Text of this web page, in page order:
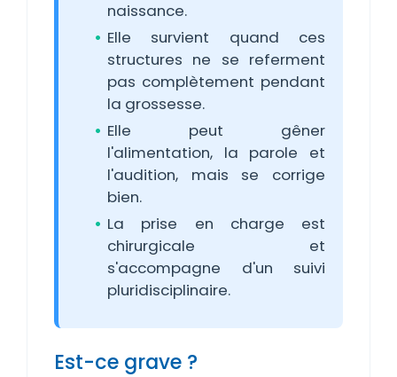
naissance.
Elle survient quand ces
structures ne se referment
pas complètement pendant
la grossesse.
Elle peut gêner
l'alimentation, la parole et
l'audition, mais se corrige
bien.
La prise en charge est
chirurgicale et
s'accompagne d'un suivi
pluridisciplinaire.
Est-ce grave ?